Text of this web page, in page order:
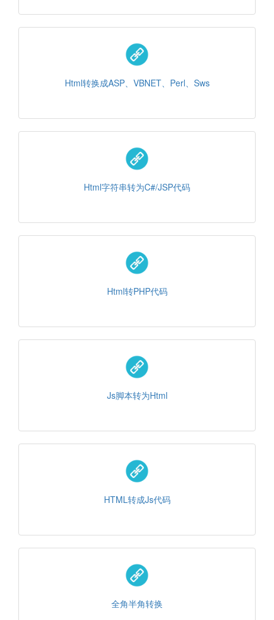
Html转换成ASP、VBNET、Perl、Sws
Html字符串转为C#/JSP代码
Html转PHP代码
Js脚本转为Html
HTML转成Js代码
全角半角转换